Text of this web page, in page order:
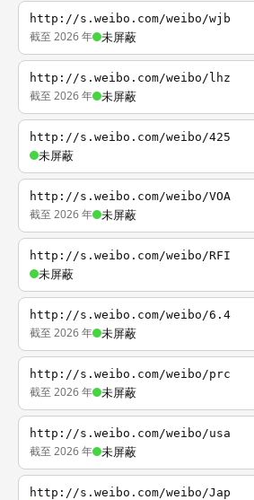
http://s.weibo.com/weibo/wjb
截至 2026 年 未屏蔽
http://s.weibo.com/weibo/lhz
截至 2026 年 未屏蔽
http://s.weibo.com/weibo/425
未屏蔽
http://s.weibo.com/weibo/VOA
截至 2026 年 未屏蔽
http://s.weibo.com/weibo/RFI
未屏蔽
http://s.weibo.com/weibo/6.4
截至 2026 年 未屏蔽
http://s.weibo.com/weibo/prc
截至 2026 年 未屏蔽
http://s.weibo.com/weibo/usa
截至 2026 年 未屏蔽
http://s.weibo.com/weibo/Jap